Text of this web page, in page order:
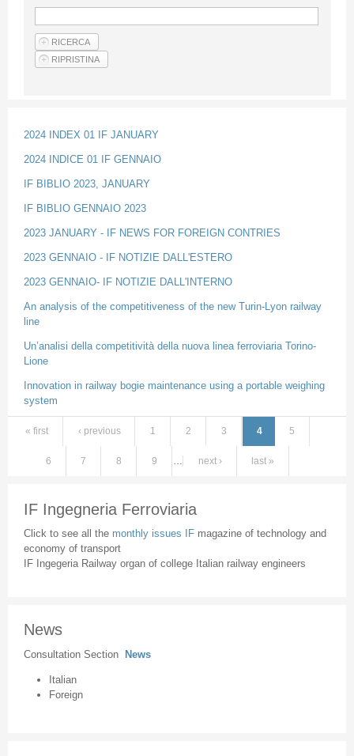
Privacy & Policy
Articles
2024 INDEX 01 IF JANUARY
2024 INDICE 01 IF GENNAIO
IF BIBLIO 2023, JANUARY
IF BIBLIO GENNAIO 2023
2023 JANUARY - IF NEWS FOR FOREIGN CONTRIES
2023 GENNAIO - IF NOTIZIE DALL'ESTERO
2023 GENNAIO- IF NOTIZIE DALL'INTERNO
An analysis of the competitiveness of the new Turin-Lyon railway
line
Un’analisi della competitività della nuova linea ferroviaria Torino-
Lione
Innovation in railway bogie maintenance using a portable weighing
system
Pages
« first ‹ previous 1 2 3 4 5
6 7 8 9 … next › last »
IF Ingegneria Ferroviaria
Click to see all the monthly issues IF magazine of technology and
economy of transport
IF Ingegeria Railway organ of college Italian railway engineers
News
Consultation Section News
Italian
Foreign